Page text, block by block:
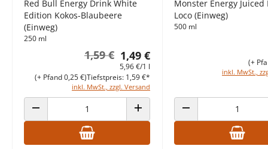
Red Bull Energy Drink White
Edition Kokos-Blaubeere
(Einweg)
250 ml
1,49 €
1,59 €
5,96 €/1 l
inkl. MwSt., zzgl. Versand
(+ Pfand 0,25 €)Tiefstpreis: 1,59 €*
ANZAHL VERRINGERN ANZAHL ERHÖHEN
Monster Energy Juiced
Loco (Einweg)
500 ml
inkl. MwSt.,
(+
ANZAHL VERRINGERN